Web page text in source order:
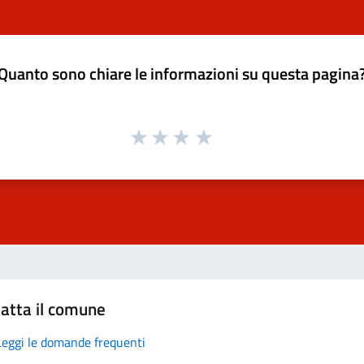
sono chiare le informazioni su questa
il comune
le domande frequenti